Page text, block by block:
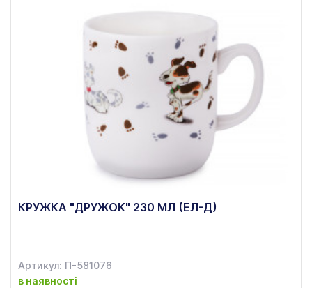
КРУЖКА "ДРУЖОК" 230 МЛ (ЕЛ-Д)
Артикул: П-581076
в наявності